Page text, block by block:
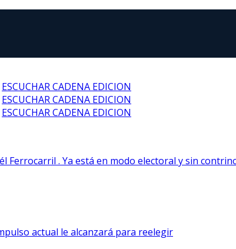
ESCUCHAR CADENA EDICION
ESCUCHAR CADENA EDICION
ESCUCHAR CADENA EDICION